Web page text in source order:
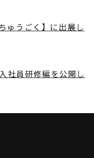
ゅうごく】に出展し
社員研修編を公開し